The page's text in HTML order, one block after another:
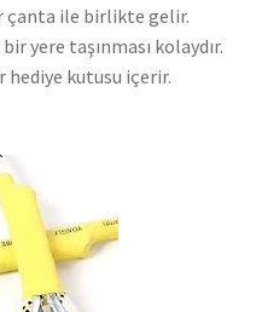
çanta ile birlikte gelir.
yere taşınması kolaydır.
hediye kutusu içerir.